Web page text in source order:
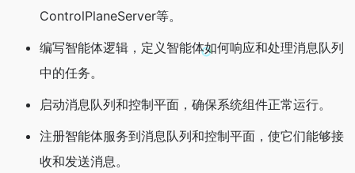
ControlPlaneServer等。
编写智能体逻辑，定义智能体如何响应和处理消息队列
中的任务。
启动消息队列和控制平面，确保系统组件正常运行。
注册智能体服务到消息队列和控制平面，使它们能够接
收和发送消息。